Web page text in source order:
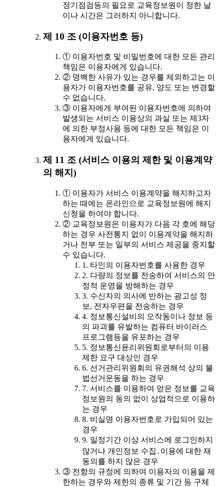
정기점검등의 필요로 교육정보원이 정한 날
이나 시간은 그러하지 아니합니다.
제 10 조 (이용자번호 등)
① 이용자번호 및 비밀번호에 대한 모든 관리
책임은 이용자에게 있습니다.
② 명백한 사유가 있는 경우를 제외하고는 이
용자가 이용자번호를 공유, 양도 또는 변경할
수 없습니다.
③ 이용자에게 부여된 이용자번호에 의하여
발생되는 서비스 이용상의 과실 또는 제3자
에 의한 부정사용 등에 대한 모든 책임은 이
용자에게 있습니다.
제 11 조 (서비스 이용의 제한 및 이용계약
의 해지)
① 이용자가 서비스 이용계약을 해지하고자
하는 때에는 온라인으로 교육정보원에 해지
신청을 하여야 합니다.
② 교육정보원은 이용자가 다음 각 호에 해당
하는 경우 사전통지 없이 이용계약을 해지하
거나 전부 또는 일부의 서비스 제공을 중지할
수 있습니다.
1. 타인의 이용자번호를 사용한 경우
2. 다량의 정보를 전송하여 서비스의 안
정적 운영을 방해하는 경우
3. 수신자의 의사에 반하는 광고성 정
보, 전자우편을 전송하는 경우
4. 정보통신설비의 오작동이나 정보 등
의 파괴를 유발하는 컴퓨터 바이러스
프로그램등을 유포하는 경우
5. 정보통신윤리위원회로부터의 이용
제한 요구 대상인 경우
6. 선거관리위원회의 유권해석 상의 불
법선거운동을 하는 경우
7. 서비스를 이용하여 얻은 정보를 교육
정보원의 동의 없이 상업적으로 이용하
는 경우
8. 비실명 이용자번호로 가입되어 있는
경우
9. 일정기간 이상 서비스에 로그인하지
않거나 개인정보 수집․이용에 대한 재
동의를 하지 않은 경우
③ 전항의 규정에 의하여 이용자의 이용을 제
한하는 경우와 제한의 종류 및 기간 등 구체